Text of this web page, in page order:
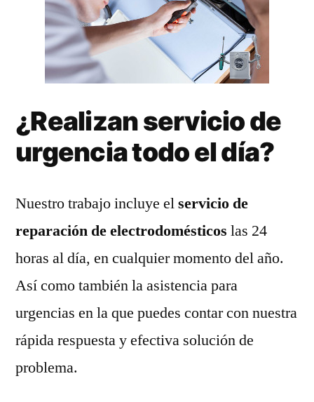
¿Realizan servicio de
urgencia todo el día?
Nuestro trabajo incluye elservicio de
reparación de electrodomésticos las 24
horas al día, en cualquier momento del año.
Así como también la asistencia para
urgencias en la que puedes contar con nuestra
rápida respuesta y efectiva solución de
problema.